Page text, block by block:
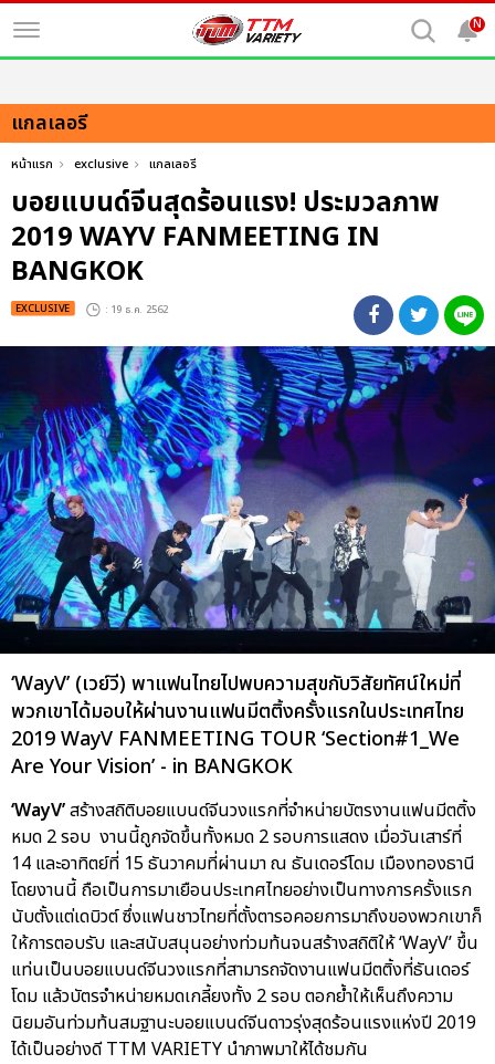
N
แกลเลอรี
หน้าแรก exclusive แกลเลอรี
บอยแบนด์จีนสุดร้อนแรง! ประมวลภาพ
2019 WAYV FANMEETING IN
BANGKOK
EXCLUSIVE : 19 ธ.ค. 2562
‘WayV’ (เวย์วี) พาแฟนไทยไปพบความสุขกับวิสัยทัศน์ใหม่ที่
พวกเขาได้มอบให้ผ่านงานแฟนมีตติ้งครั้งแรกในประเทศไทย
2019 WayV FANMEETING TOUR ‘Section#1_We
Are Your Vision’ - in BANGKOK
‘WayV’สร้างสถิติบอยแบนด์จีนวงแรกที่จำหน่ายบัตรงานแฟนมีตติ้ง
หมด 2 รอบ งานนี้ถูกจัดขึ้นทั้งหมด 2 รอบการแสดง เมื่อวันเสาร์ที่
14 และอาทิตย์ที่ 15 ธันวาคมที่ผ่านมา ณ ธันเดอร์โดม เมืองทองธานี
โดยงานนี้ ถือเป็นการมาเยือนประเทศไทยอย่างเป็นทางการครั้งแรก
นับตั้งแต่เดบิวต์ ซึ่งแฟนชาวไทยที่ตั้งตารอคอยการมาถึงของพวกเขาก็
ให้การตอบรับ และสนับสนุนอย่างท่วมท้นจนสร้างสถิติให้ ‘WayV’ ขึ้น
แท่นเป็นบอยแบนด์จีนวงแรกที่สามารถจัดงานแฟนมีตติ้งที่ธันเดอร์
โดม แล้วบัตรจำหน่ายหมดเกลี้ยงทั้ง 2 รอบ ตอกย้ำให้เห็นถึงความ
นิยมอันท่วมท้นสมฐานะบอยแบนด์จีนดาวรุ่งสุดร้อนแรงแห่งปี 2019
ได้เป็นอย่างดี TTM VARIETY นำภาพมาให้ได้ชมกัน